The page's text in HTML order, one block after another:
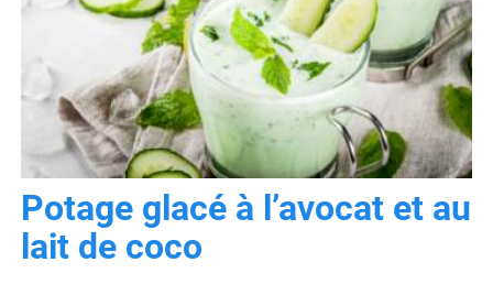
Potage glacé à l’avocat et au
lait de coco